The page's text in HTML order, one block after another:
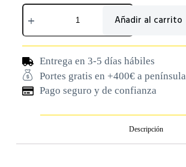
Añadir al carrito
Entrega en 3-5 días hábiles
Portes gratis en +400€ a península
Pago seguro y de confianza
Descripción